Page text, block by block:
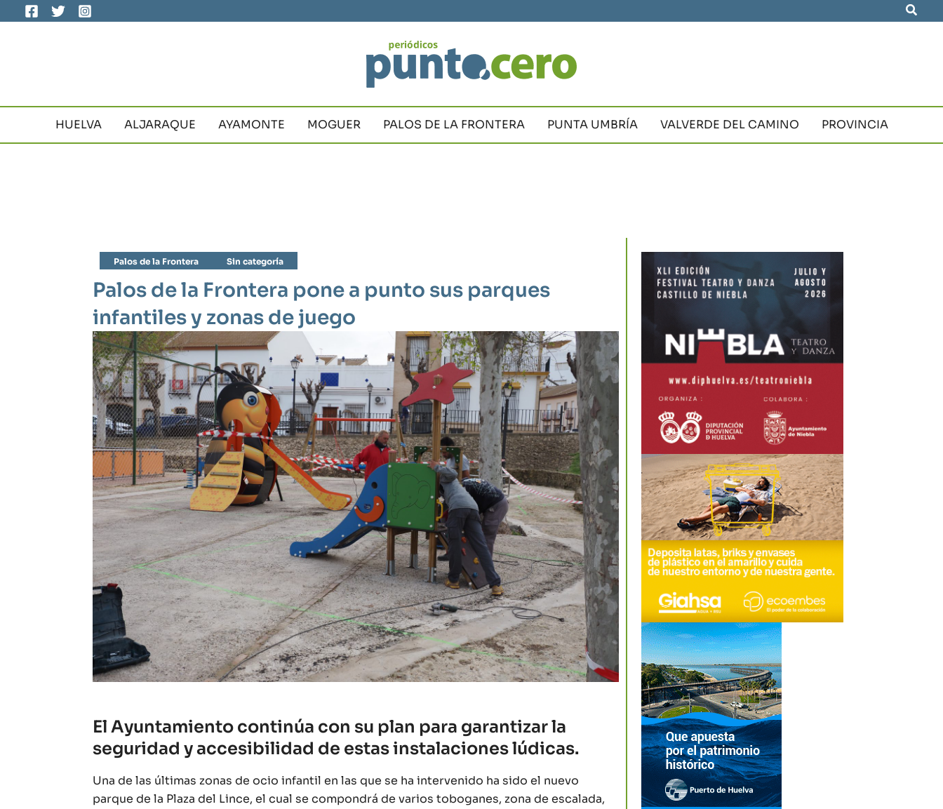
al
HUELVA ALJARAQUE AYAMONTE MOGUER PALOS DE LA FRONTERA PUNTA UMBRÍA VALVERDE DEL CAMINO PROVINCIA
Palos de la Frontera Sin categoría
Palos de la Frontera pone a punto sus parques
infantiles y zonas de juego
El Ayuntamiento continúa con su plan para garantizar la
seguridad y accesibilidad de estas instalaciones lúdicas.
Una de las últimas zonas de ocio infantil en las que se ha intervenido ha sido el nuevo
parque de la Plaza del Lince, el cual se compondrá de varios toboganes, zona de escalada,